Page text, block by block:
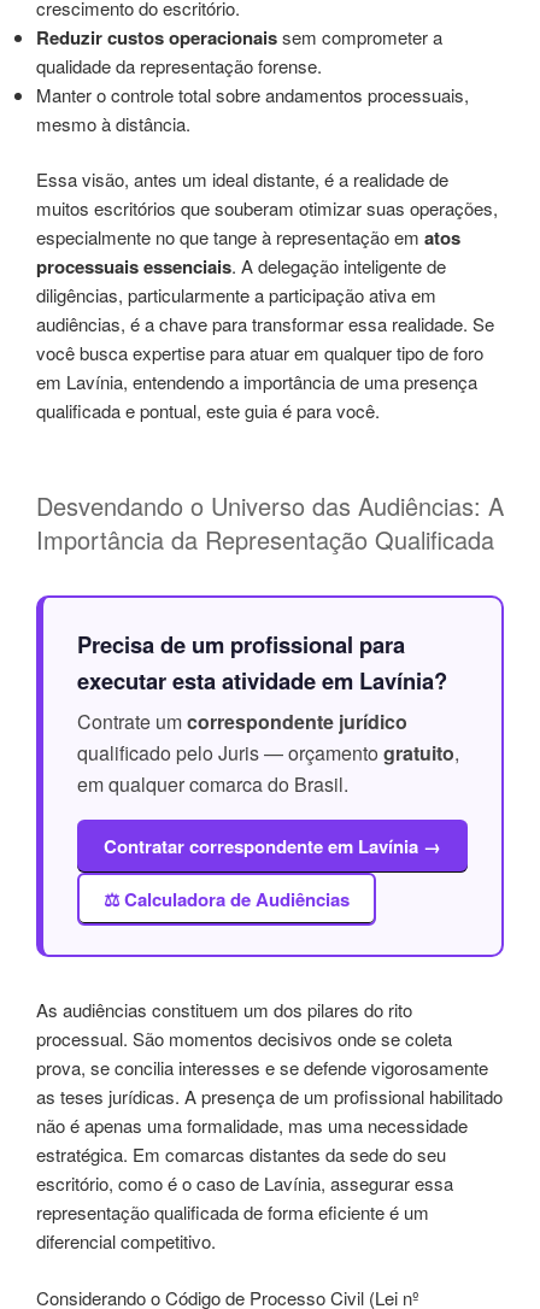
crescimento do escritório.
Reduzir custos operacionaissem comprometer a
qualidade da representação forense.
Manter o controle total sobre andamentos processuais,
mesmo à distância.
Essa visão, antes um ideal distante, é a realidade de
muitos escritórios que souberam otimizar suas operações,
especialmente no que tange à representação em atos
processuais essenciais. A delegação inteligente de
diligências, particularmente a participação ativa em
audiências, é a chave para transformar essa realidade. Se
você busca expertise para atuar em qualquer tipo de foro
em Lavínia, entendendo a importância de uma presença
qualificada e pontual, este guia é para você.
Desvendando o Universo das Audiências: A
Importância da Representação Qualificada
Precisa de um profissional para
executar esta atividade em Lavínia?
Contrate umcorrespondente jurídico
qualificado pelo Juris — orçamento gratuito,
em qualquer comarca do Brasil.
Contratar correspondente em Lavínia →
⚖️ Calculadora de Audiências
As audiências constituem um dos pilares do rito
processual. São momentos decisivos onde se coleta
prova, se concilia interesses e se defende vigorosamente
as teses jurídicas. A presença de um profissional habilitado
não é apenas uma formalidade, mas uma necessidade
estratégica. Em comarcas distantes da sede do seu
escritório, como é o caso de Lavínia, assegurar essa
representação qualificada de forma eficiente é um
diferencial competitivo.
Considerando o Código de Processo Civil (Lei nº